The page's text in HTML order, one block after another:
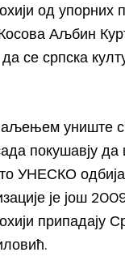
од упорних
Аљбин
се српска
униште
покушавју
УНЕСКО
је још
припадају